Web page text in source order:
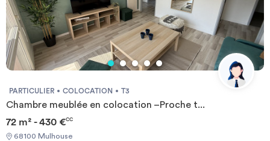
PARTICULIER COLOCATION T3
Chambre meublée en colocation –Proche t...
72 m² - 430 €CC
68100 Mulhouse